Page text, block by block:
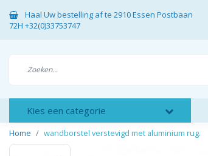
Haal Uw bestelling af te 2910 Essen Postbaan
72H +32(0)33753747
Kies een categorie
Home wandborstel verstevigd met aluminium rug.